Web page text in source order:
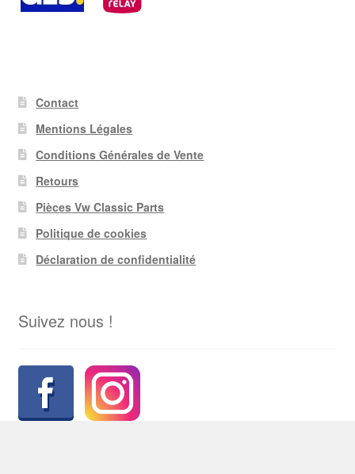
Contact
Mentions Légales
Conditions Générales de Vente
Retours
Pièces Vw Classic Parts
Politique de cookies
Déclaration de confidentialité
Suivez nous !